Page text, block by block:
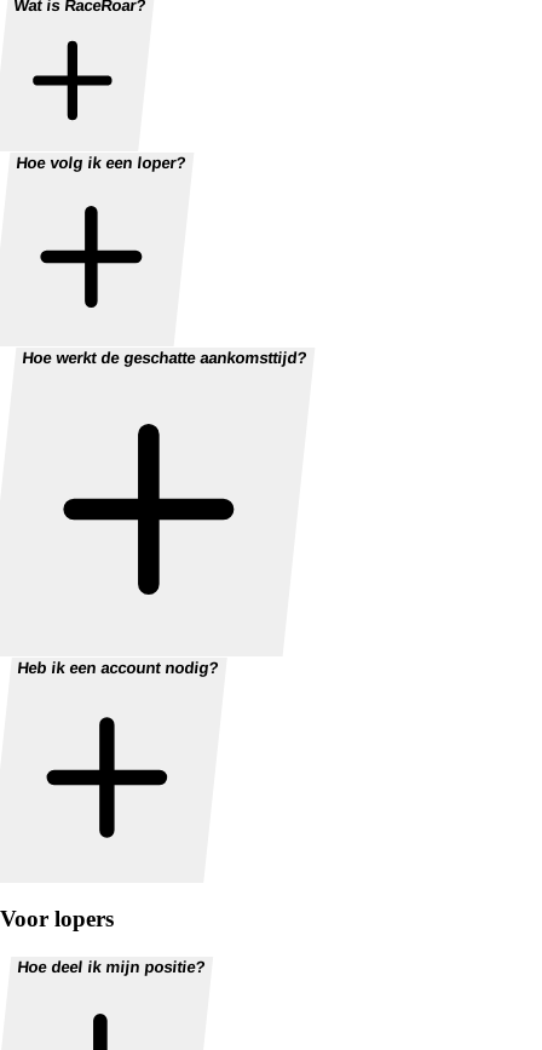
Wat is RaceRoar?
Hoe volg ik een loper?
Hoe werkt de geschatte aankomsttijd?
Heb ik een account nodig?
Voor lopers
Hoe deel ik mijn positie?